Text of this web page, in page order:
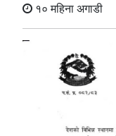
१० महिना अगाडी